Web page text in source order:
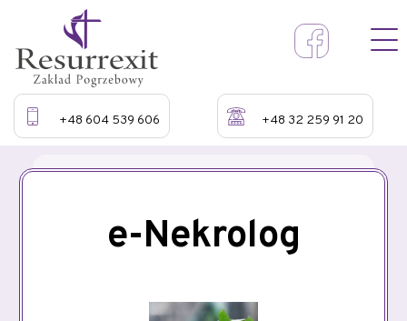
+48 604 539 606 +48 32 259 91 20
e-Nekrolog